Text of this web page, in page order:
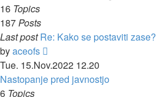
16 Topics
187Posts
Last post Re: Kako se postaviti zase?
byaceofs
the
latest
Tue. 15.Nov.2022 12.20
Nastopanje pred javnostjo
6 Topics